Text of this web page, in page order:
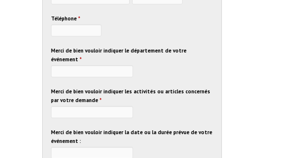
Téléphone*
Merci de bien vouloir indiquer le département de votre
événement*
Merci de bien vouloir indiquer les activités ou articles concernés
par votre demande*
Merci de bien vouloir indiquer la date ou la durée prévue de votre
événement :